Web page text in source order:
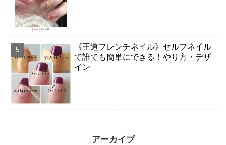
《王道フレンチネイル》セルフネイル
で誰でも簡単にできる！やり方・デザ
イン
アーカイブ